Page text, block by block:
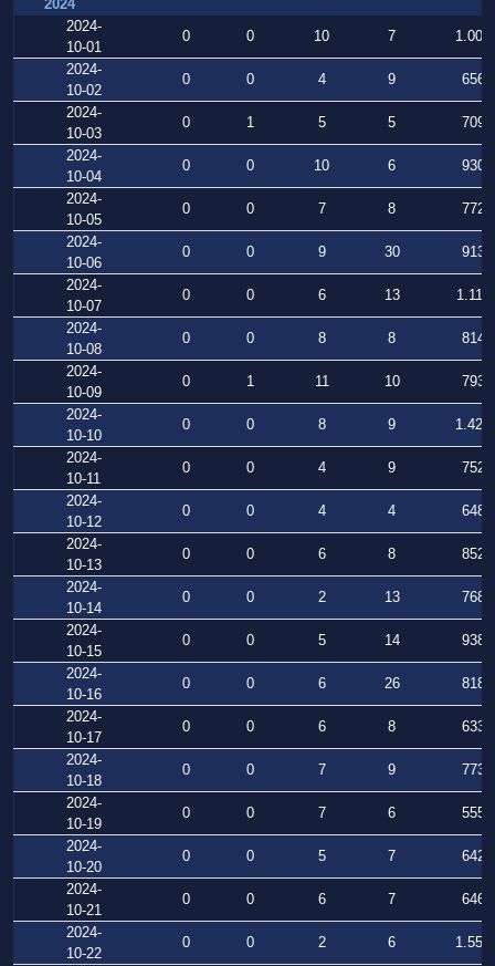
2024
2024-
10-01
0 0 10 7
1.007
2024-
10-02
0 0 4 9
656
2024-
10-03
0 1 5 5
709
2024-
10-04
0 0 10 6
930
2024-
10-05
0 0 7 8
772
2024-
10-06
0 0 9 30
913
2024-
10-07
0 0 6 13
1.110
2024-
10-08
0 0 8 8
814
2024-
10-09
0 1 11 10
793
2024-
10-10
0 0 8 9
1.420
2024-
10-11
0 0 4 9
752
2024-
10-12
0 0 4 4
648
2024-
10-13
0 0 6 8
852
2024-
10-14
0 0 2 13
768
2024-
10-15
0 0 5 14
938
2024-
10-16
0 0 6 26
818
2024-
10-17
0 0 6 8
633
2024-
10-18
0 0 7 9
773
2024-
10-19
0 0 7 6
555
2024-
10-20
0 0 5 7
642
2024-
10-21
0 0 6 7
646
2024-
10-22
0 0 2 6
1.559